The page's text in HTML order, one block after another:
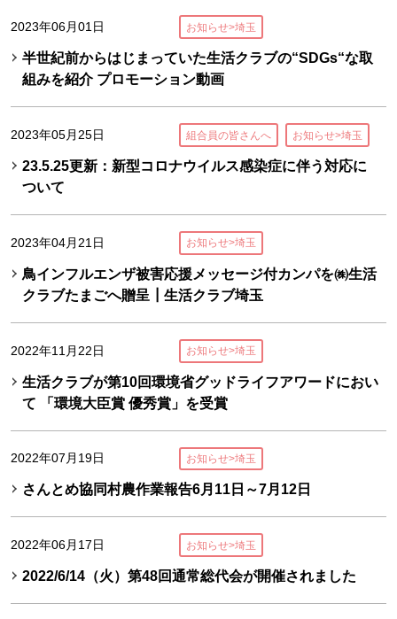
2023年06月01日 お知らせ>埼玉
半世紀前からはじまっていた生活クラブの“SDGs“な取
組みを紹介 プロモーション動画
2023年05月25日 組合員の皆さんへ お知らせ>埼玉
23.5.25更新：新型コロナウイルス感染症に伴う対応に
ついて
2023年04月21日 お知らせ>埼玉
鳥インフルエンザ被害応援メッセージ付カンパを㈱生活
クラブたまごへ贈呈┃生活クラブ埼玉
2022年11月22日 お知らせ>埼玉
生活クラブが第10回環境省グッドライフアワードにおい
て 「環境大臣賞 優秀賞」を受賞
2022年07月19日 お知らせ>埼玉
さんとめ協同村農作業報告6月11日～7月12日
2022年06月17日 お知らせ>埼玉
2022/6/14（火）第48回通常総代会が開催されました